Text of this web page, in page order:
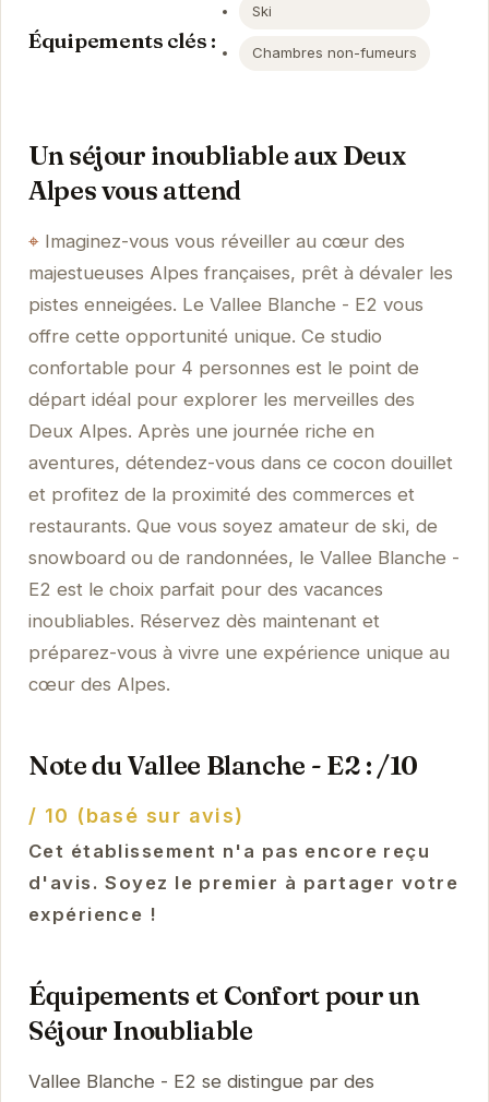
Équipements clés :
Ski
Chambres non-fumeurs
Un séjour inoubliable aux Deux
Alpes vous attend
Imaginez-vous vous réveiller au cœur des
majestueuses Alpes françaises, prêt à dévaler les
pistes enneigées. Le Vallee Blanche - E2 vous
offre cette opportunité unique. Ce studio
confortable pour 4 personnes est le point de
départ idéal pour explorer les merveilles des
Deux Alpes. Après une journée riche en
aventures, détendez-vous dans ce cocon douillet
et profitez de la proximité des commerces et
restaurants. Que vous soyez amateur de ski, de
snowboard ou de randonnées, le Vallee Blanche -
E2 est le choix parfait pour des vacances
inoubliables. Réservez dès maintenant et
préparez-vous à vivre une expérience unique au
cœur des Alpes.
Note du Vallee Blanche - E2 : /10
/ 10 (basé sur avis)
Cet établissement n'a pas encore reçu
d'avis. Soyez le premier à partager votre
expérience !
Équipements et Confort pour un
Séjour Inoubliable
Vallee Blanche - E2 se distingue par des